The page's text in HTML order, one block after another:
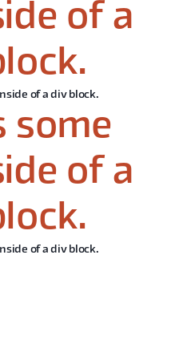
of a
of a div block.
some
of a
of a div block.